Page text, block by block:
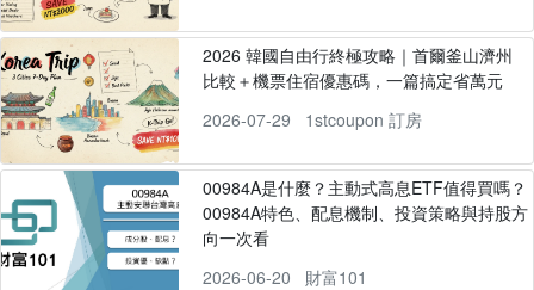
2026 韓國自由行終極攻略｜首爾釜山濟州
比較＋機票住宿優惠碼，一篇搞定省萬元
2026-07-29
1stcoupon 訂房
00984A是什麼？主動式高息ETF值得買嗎？
00984A特色、配息機制、投資策略與持股方
向一次看
2026-06-20
財富101